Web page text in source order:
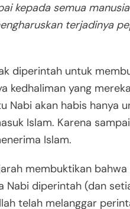
kepada semua
terjadinya
diperintah untuk
kedhaliman yang
Nabi akan habis hanya
Islam. Karena
Islam.
membuktikan
Nabi diperintah (dan
telah melanggar